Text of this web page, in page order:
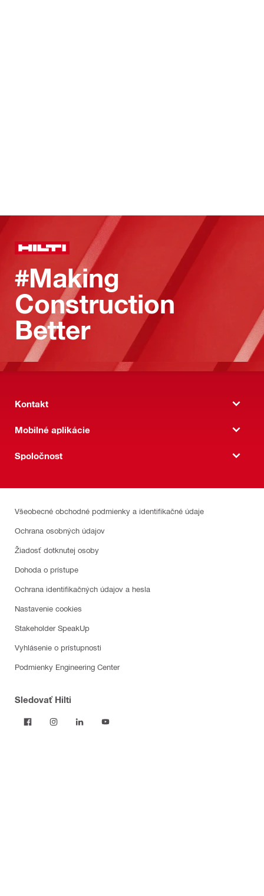
#Making
Construction
Better
Kontakt
Mobilné aplikácie
Spoločnost
Všeobecné obchodné podmienky a identifikačné údaje
Ochrana osobných údajov
Žiadosť dotknutej osoby
Dohoda o prístupe
Ochrana identifikačných údajov a hesla
Nastavenie cookies
Stakeholder SpeakUp
Vyhlásenie o prístupnosti
Podmienky Engineering Center
Sledovať Hilti